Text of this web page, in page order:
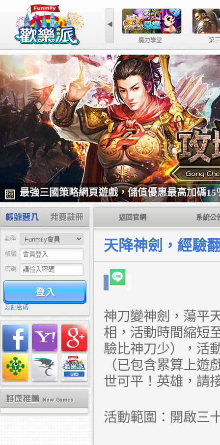
◀
第三世紀
最強三國策略網頁遊戲，儲值優惠最高加碼15
類型
帳號
密碼
驗證
忘記密碼
返回官網 系統公
天降神劍，經驗
神刀變神劍，蕩平
相，活動時間縮短
驗比神刀少），活
（已包含累算上
世可平！英雄，請
活動範圍：開啟三